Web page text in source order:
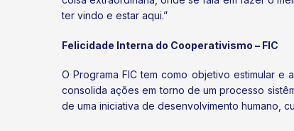
ter vindo e estar aqui.”
Felicidade Interna do Cooperativismo – FIC
O Programa FIC tem como objetivo estimular
consolida ações em torno de um processo
de uma iniciativa de desenvolvimento humano,